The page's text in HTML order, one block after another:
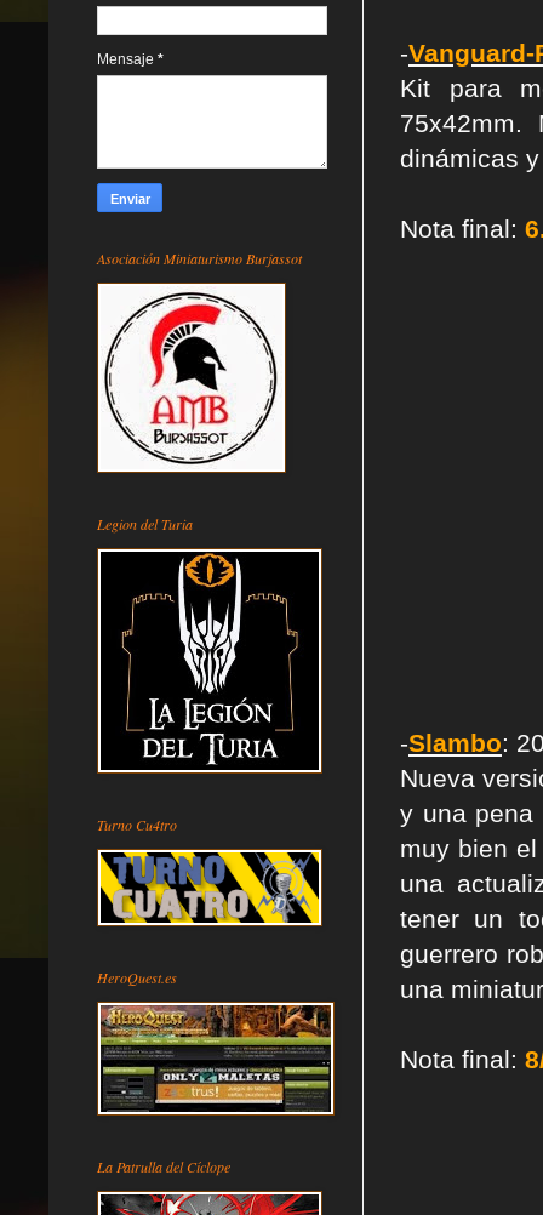
-Vanguard-
Kit para
dinámicas
Nota final:
-Slambo:
Nueva
y una pena
muy bien
una
tener un
guerrero
una
Nota final:
Mensaje *
Asociación Miniaturismo Burjassot
Legion del Turia
Turno Cu4tro
HeroQuest.es
La Patrulla del Cíclope